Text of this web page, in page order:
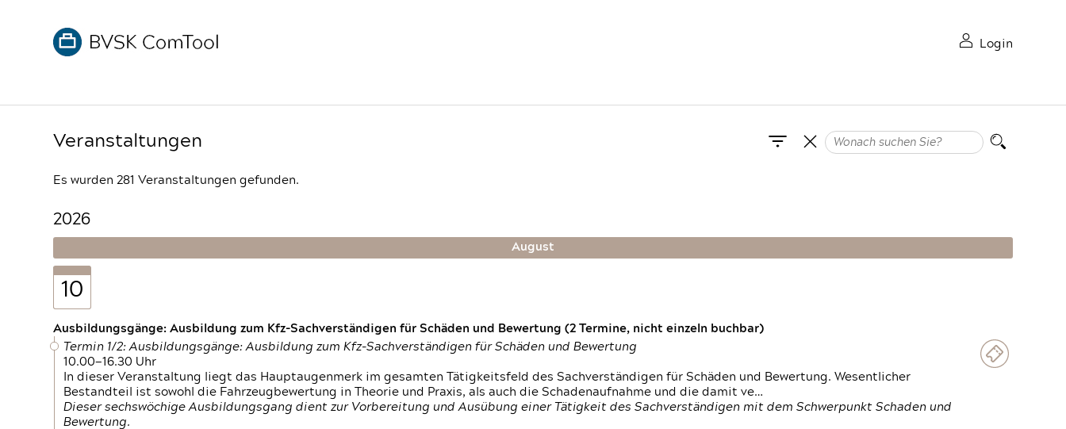
Login
Veranstaltungen
Es wurden 281 Veranstaltungen gefunden.
2026
August
10
Ausbildungsgänge: Ausbildung zum Kfz-Sachverständigen für Schäden und Bewertung (2 Termine, nicht einzeln buchbar)
Termin 1/2: Ausbildungsgänge: Ausbildung zum Kfz-Sachverständigen für Schäden und Bewertung
10.00—16.30 Uhr
In dieser Veranstaltung liegt das Hauptaugenmerk im gesamten Tätigkeitsfeld des Sachverständigen für Schäden und Bewertung. Wesentlicher
Bestandteil ist sowohl die Fahrzeugbewertung in Theorie und Praxis, als auch die Schadenaufnahme und die damit ve…
Dieser sechswöchige Ausbildungsgang dient zur Vorbereitung und Ausübung einer Tätigkeit des Sachverständigen mit dem Schwerpunkt Schaden und
Bewertung.